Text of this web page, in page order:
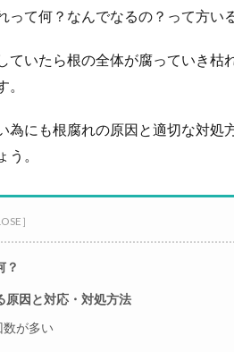
って何？なんでなるの？って方い
ていたら根の全体が腐っていき枯
為にも根腐れの原因と適切な対処
。
？
原因と対応・対処方法
数が多い